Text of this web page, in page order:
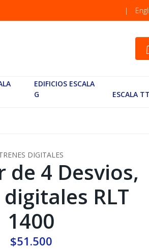
|
EDIFICIOS ESCALA
G
ESCALA TT
DIGITALES
de 4 Desvios,
RLT
1400
$51.500